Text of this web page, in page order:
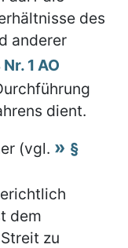
des
anderer
1 AO
dient.
(vgl.
§
dem
zu